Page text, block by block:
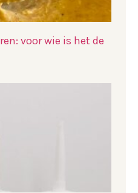
voor wie is het de